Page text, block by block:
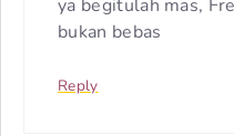
ya begitulah mas,
bukan bebas
Reply